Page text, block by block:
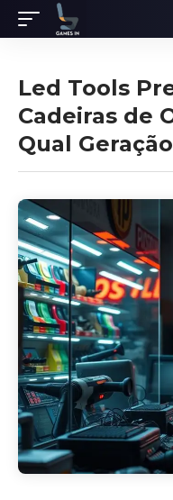
Led Tools
Cadeiras de
Qual